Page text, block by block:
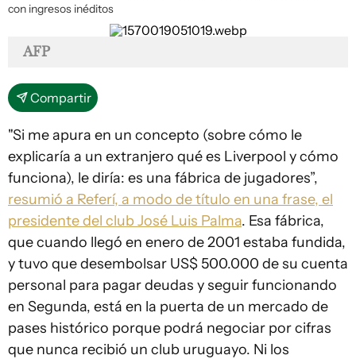
con ingresos inéditos
AFP
Compartir
"Si me apura en un concepto (sobre cómo le
explicaría a un extranjero qué es Liverpool y cómo
funciona), le diría: es una fábrica de jugadores”,
resumió a Referí, a modo de título en una frase, el
presidente del club José Luis Palma. Esa fábrica,
que cuando llegó en enero de 2001 estaba fundida,
y tuvo que desembolsar US$ 500.000 de su cuenta
personal para pagar deudas y seguir funcionando
en Segunda, está en la puerta de un mercado de
pases histórico porque podrá negociar por cifras
que nunca recibió un club uruguayo. Ni los